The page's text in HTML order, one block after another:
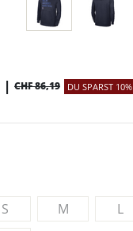
| CHF 86,19 DU SPARST 10%
S M L